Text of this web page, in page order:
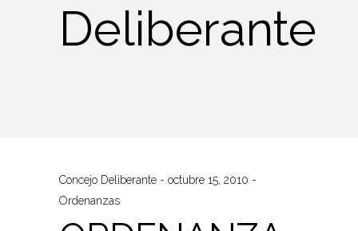
Deliberante
Concejo Deliberante
octubre 15, 2010
Ordenanzas